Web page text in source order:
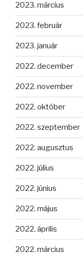
2023. március
2023. február
2023. január
2022. december
2022. november
2022. október
2022. szeptember
2022. augusztus
2022. július
2022. június
2022. május
2022. április
2022. március